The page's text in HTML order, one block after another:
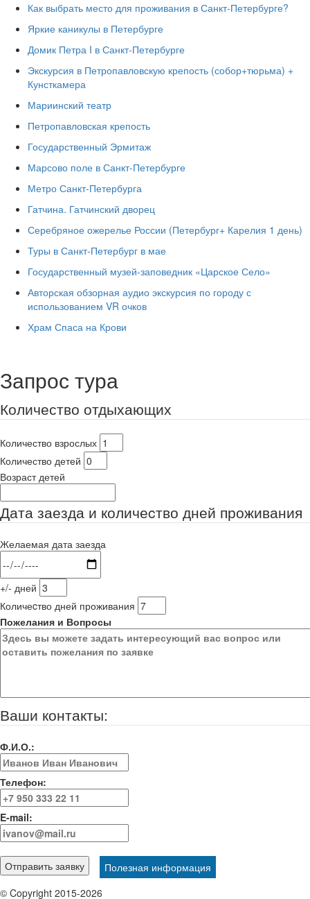
Как выбрать место для проживания в Санкт-Петербурге?
Яркие каникулы в Петербурге
Домик Петра I в Санкт-Петербурге
Экскурсия в Петропавловскую крепость (собор+тюрьма) +
Кунсткамера
Мариинский театр
Петропавловская крепость
Государственный Эрмитаж
Марсово поле в Санкт-Петербурге
Метро Санкт-Петербурга
Гатчина. Гатчинский дворец
Серебряное ожерелье России (Петербург+ Карелия 1 день)
Туры в Санкт-Петербург в мае
Государственный музей-заповедник «Царское Село»
Авторская обзорная аудио экскурсия по городу с
использованием VR очков
Храм Спаса на Крови
Запрос тура
Количество отдыхающих
Количество взрослых
Количество детей
Возраст детей
Дата заезда и количеcтво дней проживания
Желаемая дата заезда
+/- дней
Количеcтво дней проживания
Пожелания и Вопросы
Ваши контакты:
Ф.И.О.:
Телефон:
E-mail:
Полезная информация
© Copyright 2015-2026